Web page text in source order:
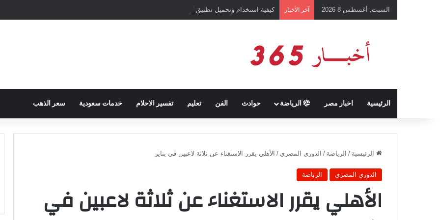
السبت, أغسطس 8 2026 آخر الأخبار كيفية استخدام وتحميل تطبيق chatGPT وإجراء المحادثات المباشرة والمراسلات الفورية
الرئيسية اخبار مصر الرياضة حوادث الفن تعليم تفسير الاحلام خدمات سعودية سعر الذهب
الرئيسية / الرياضة / الدوري المصري / الأهلي يقرر الاستغناء عن ثلاثة لاعبين في يناير
الدوري المصري الرياضة
الأهلي يقرر الاستغناء عن ثلاثة لاعبين في